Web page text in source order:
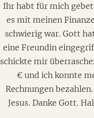
Ihr habt für mich
es mit meinen
schwierig war. Gott
eine Freundin
schickte mir
€ und ich konnte
Rechnungen
Jesus. Danke Gott.